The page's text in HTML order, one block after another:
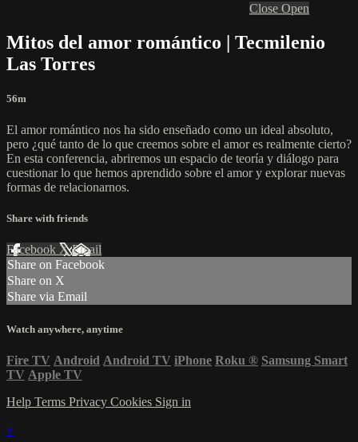
Close Open
Mitos del amor romántico | Tecmilenio
Las Torres
56m
El amor romántico nos ha sido enseñado como un ideal absoluto,
pero ¿qué tanto de lo que creemos sobre el amor es realmente cierto?
En esta conferencia, abriremos un espacio de teoría y diálogo para
cuestionar lo que hemos aprendido sobre el amor y explorar nuevas
formas de relacionarnos.
Share with friends
Facebook XEmail
Share on Facebook
Share on X
Share via Email
Watch anywhere, anytime
Fire TV Android Android TV iPhone Roku ® Samsung Smart
TV Apple TV
Help Terms Privacy Cookies Sign in
×